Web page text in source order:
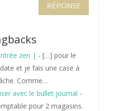
RÉPONSE
zen | - […] pour le
et je fais une case à
Comme…
avec le bullet journal -
pour 2 magasins.